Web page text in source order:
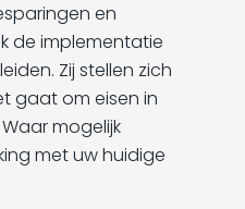
en
de implementatie
Zij stellen zich
gaat om eisen in
mogelijk
met uw huidige